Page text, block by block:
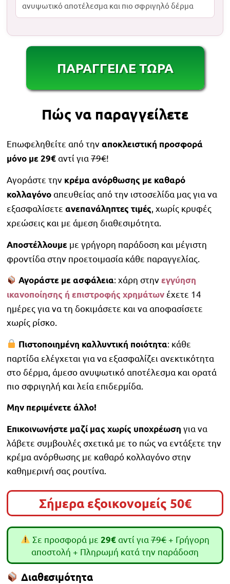
ανυψωτικό αποτέλεσμα και πιο σφριγηλό δέρμα
ΠΑΡΑΓΓΕΙΛΕ ΤΩΡΑ
Πώς να παραγγείλετε
Επωφεληθείτε από τηναποκλειστική προσφορά
μόνο με 29€αντί για 79€!
Αγοράστε την κρέμα ανόρθωσης με καθαρό
κολλαγόνοαπευθείας από την ιστοσελίδα μας για να
εξασφαλίσετε ανεπανάληπτες τιμές, χωρίς κρυφές
χρεώσεις και με άμεση διαθεσιμότητα.
Αποστέλλουμε με γρήγορη παράδοση και μέγιστη
φροντίδα στην προετοιμασία κάθε παραγγελίας.
Αγοράστε με ασφάλεια: χάρη στηνεγγύηση
ικανοποίησης ή επιστροφής χρημάτων έχετε 14
ημέρες για να τη δοκιμάσετε και να αποφασίσετε
χωρίς ρίσκο.
Πιστοποιημένη καλλυντική ποιότητα: κάθε
παρτίδα ελέγχεται για να εξασφαλίζει ανεκτικότητα
στο δέρμα, άμεσο ανυψωτικό αποτέλεσμα και ορατά
πιο σφριγηλή και λεία επιδερμίδα.
Μην περιμένετε άλλο!
Επικοινωνήστε μαζί μας χωρίς υποχρέωση για να
λάβετε συμβουλές σχετικά με το πώς να εντάξετε την
κρέμα ανόρθωσης με καθαρό κολλαγόνο στην
καθημερινή σας ρουτίνα.
Σήμερα εξοικονομείς 50€
Σε προσφορά με29€αντί για79€+ Γρήγορη
αποστολή + Πληρωμή κατά την παράδοση
Διαθεσιμότητα